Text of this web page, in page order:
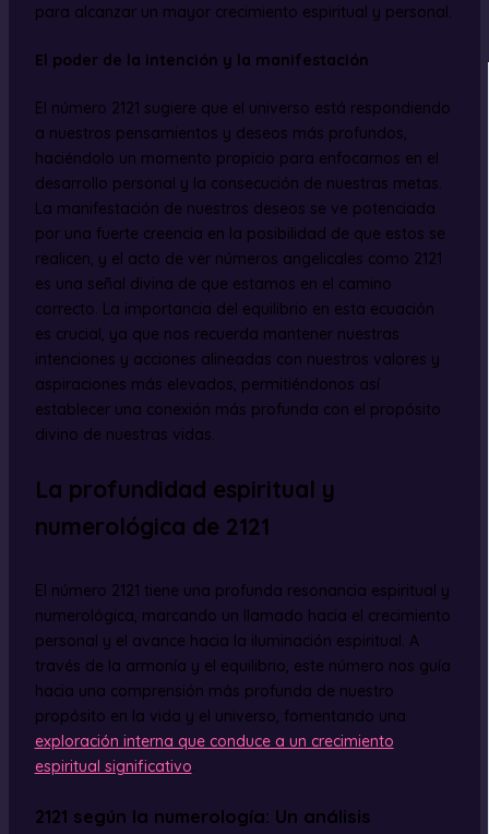
para alcanzar un mayor crecimiento espiritual y personal.
El poder de la intención y la manifestación
El número 2121 sugiere que el universo está respondiendo
a nuestros pensamientos y deseos más profundos,
haciéndolo un momento propicio para enfocarnos en el
desarrollo personal y la consecución de nuestras metas.
La manifestación de nuestros deseos se ve potenciada
por una fuerte creencia en la posibilidad de que estos se
realicen, y el acto de ver números angelicales como 2121
es una señal divina de que estamos en el camino
correcto. La importancia del equilibrio en esta ecuación
es crucial, ya que nos recuerda mantener nuestras
intenciones y acciones alineadas con nuestros valores y
aspiraciones más elevados, permitiéndonos así
establecer una conexión más profunda con el propósito
divino de nuestras vidas.
La profundidad espiritual y
numerológica de 2121
El número 2121 tiene una profunda resonancia espiritual y
numerológica, marcando un llamado hacia el crecimiento
personal y el avance hacia la iluminación espiritual. A
través de la armonía y el equilibrio, este número nos guía
hacia una comprensión más profunda de nuestro
propósito en la vida y el universo, fomentando una
exploración interna que conduce a un crecimiento
espiritual significativo.
2121 según la numerología: Un análisis